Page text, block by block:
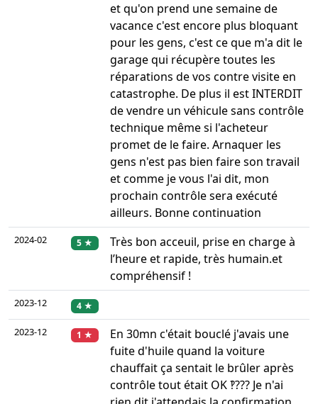
et qu'on prend une semaine de
vacance c'est encore plus bloquant
pour les gens, c'est ce que m'a dit le
garage qui récupère toutes les
réparations de vos contre visite en
catastrophe. De plus il est INTERDIT
de vendre un véhicule sans contrôle
technique même si l'acheteur
promet de le faire. Arnaquer les
gens n'est pas bien faire son travail
et comme je vous l'ai dit, mon
prochain contrôle sera exécuté
ailleurs. Bonne continuation
2024-02 5 ★
Très bon acceuil, prise en charge à
l’heure et rapide, très humain.et
compréhensif !
2023-12 4 ★
2023-12 1 ★
En 30mn c'était bouclé j'avais une
fuite d'huile quand la voiture
chauffait ça sentait le brûler après
contrôle tout était OK ‽??? Je n'ai